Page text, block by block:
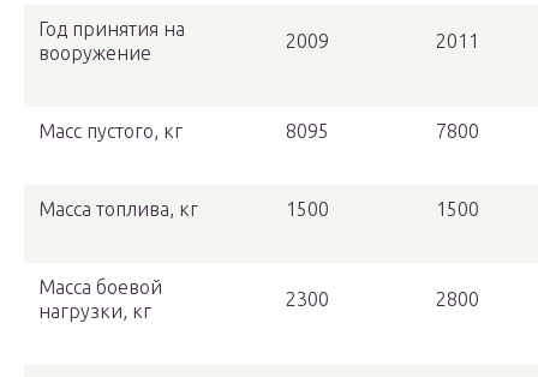
Год принятия на
вооружение
2009 2011
Масс пустого, кг 8095 7800
Масса топлива, кг 1500 1500
Масса боевой
нагрузки, кг
2300 2800